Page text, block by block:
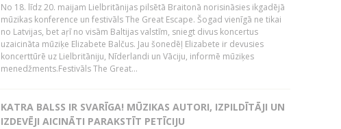
No 18. līdz 20. maijam Lielbritānijas pilsētā Braitonā norisināsies ikgadējā
mūzikas konference un festivāls The Great Escape. Šogad vienīgā ne tikai
no Latvijas, bet aŗī no visām Baltijas valstīm, sniegt divus koncertus
uzaicināta mūziķe Elizabete Balčus. Jau šonedēļ Elizabete ir devusies
koncerttūrē uz Lielbritāniju, Nīderlandi un Vāciju, informē mūziķes
menedžments.Festivāls The Great...
KATRA BALSS IR SVARĪGA! MŪZIKAS AUTORI, IZPILDĪTĀJI UN
IZDEVĒJI AICINĀTI PARAKSTĪT PETĪCIJU